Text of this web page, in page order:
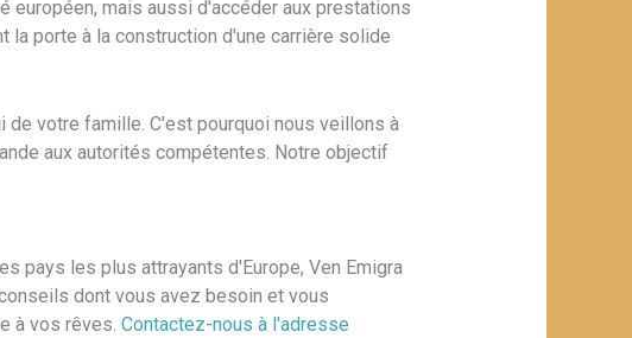
européen, mais aussi d'accéder aux prestations
porte à la construction d'une carrière solide
de votre famille. C'est pourquoi nous veillons à
aux autorités compétentes. Notre objectif
pays les plus attrayants d'Europe, Ven Emigra
dont vous avez besoin et vous
à vos rêves. Contactez-nous à l'adresse